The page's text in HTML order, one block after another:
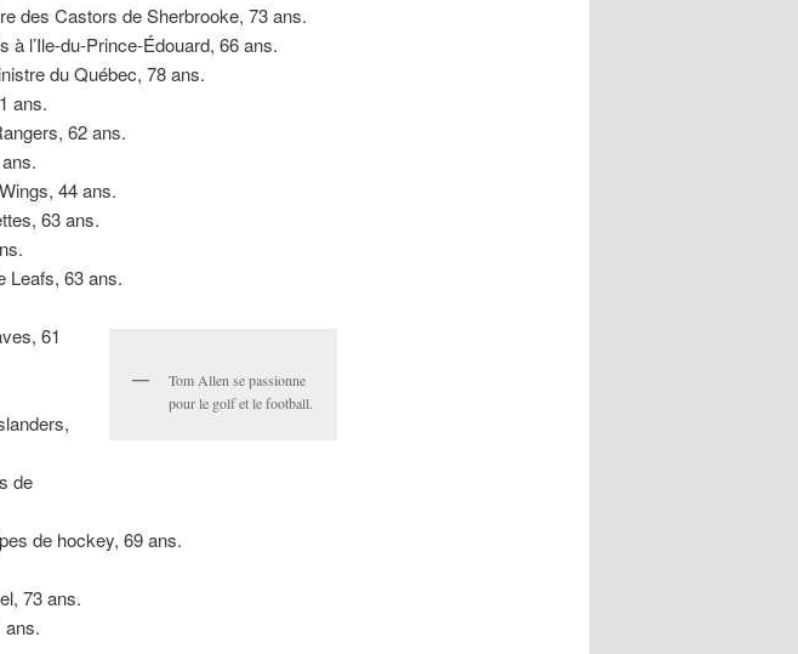
des Castors de Sherbrooke, 73 ans.
l’Ile-du-Prince-Édouard, 66 ans.
du Québec, 78 ans.
ans.
62 ans.
44 ans.
63 ans.
Leafs, 63 ans.
Tom Allen se passionne
pour le golf et le football.
61
de
de hockey, 69 ans.
73 ans.
ans.